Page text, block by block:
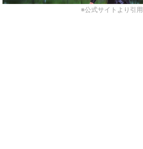
※公式サイトより引用